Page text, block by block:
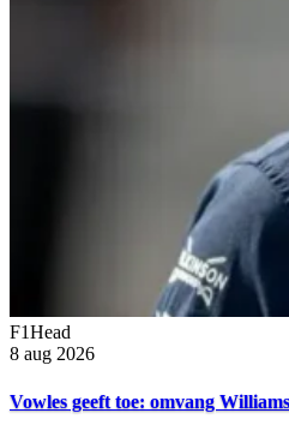
F1Head
8 aug 2026
Vowles geeft toe: omvang